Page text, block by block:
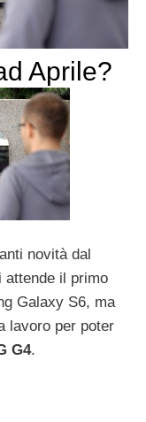
Aprile?
novità dal
attende il primo
Galaxy S6, ma
lavoro per poter
G4.